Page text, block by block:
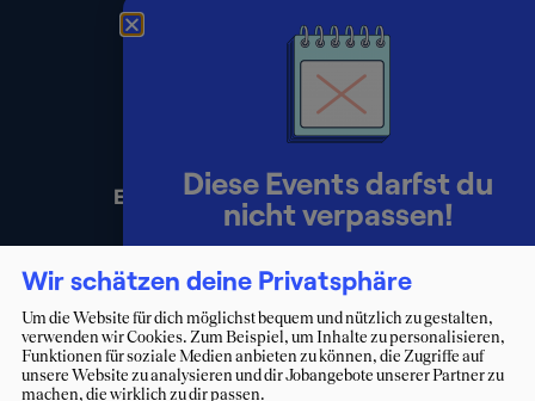
Presse
Impressum
Datenschutz
Erklärung zur Barrierefreiheit
Wir schätzen deine Privatsphäre
Um die Website für dich möglichst bequem und nützlich zu gestalten,
verwenden wir Cookies. Zum Beispiel, um Inhalte zu personalisieren,
Funktionen für soziale Medien anbieten zu können, die Zugriffe auf
unsere Website zu analysieren und dir Jobangebote unserer Partner zu
machen, die wirklich zu dir passen.
Diese Events darfst du
nicht verpassen!
Lerne Berater:innen persönlich
kennen und starte deinen Weg ins
Consulting.